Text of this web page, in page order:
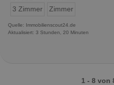
3 Zimmer
Zimmer
Quelle: Immobilienscout24.de
Aktualisiert: 3 Stunden, 20 Minuten
1 - 8 von